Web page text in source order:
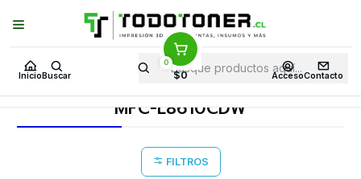
Inicio Buscar
0
$0 AccesoContacto
Puedes Elegir: Comprar enTienda· Despachoa Todo Chile · Retiro en
Tienda en24 Horas
Inicio Toner y tambor Toner Alternativo BROTHER
Equipos BROTHER MFC-L8610CDW
MFC-L8610CDW
FILTROS